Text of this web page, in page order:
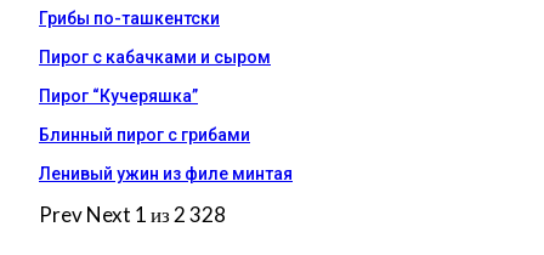
Грибы по-ташкентски
Пирог с кабачками и сыром
Пирог “Кучеряшка”
Блинный пирог с грибами
Ленивый ужин из филе минтая
PrevNext 1 из 2 328